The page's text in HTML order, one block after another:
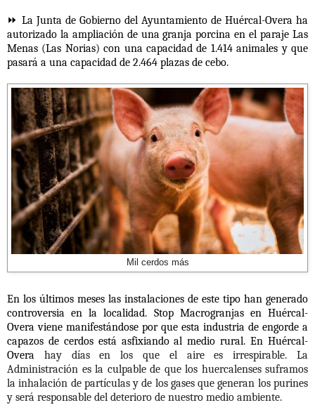
⏩ La Junta de Gobierno del Ayuntamiento de Huércal-Overa ha
autorizado la ampliación de una granja porcina en el paraje Las
Menas (Las Norias) con una capacidad de 1.414 animales y que
pasará a una capacidad de 2.464 plazas de cebo.
Mil cerdos más
En los últimos meses las instalaciones de este tipo han generado
controversia en la localidad. Stop Macrogranjas en Huércal-
Overa viene manifestándose por que esta industria de engorde a
capazos de cerdos está asfixiando al medio rural. En Huércal-
Overa hay días en los que el aire es irrespirable. La
Administración es la culpable de que los huercalenses suframos
la inhalación de partículas y de los gases que generan los purines
y será responsable del deterioro de nuestro medio ambiente.